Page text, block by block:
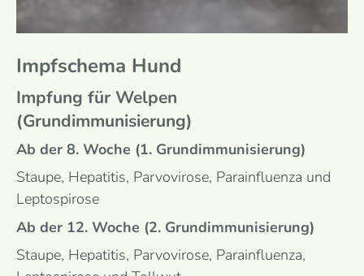
Impfschema Hund
Impfung für Welpen
(Grundimmunisierung)
Ab der 8. Woche (1. Grundimmunisierung)
Staupe, Hepatitis, Parvovirose, Parainfluenza und
Leptospirose
Ab der 12. Woche (2. Grundimmunisierung)
Staupe, Hepatitis, Parvovirose, Parainfluenza,